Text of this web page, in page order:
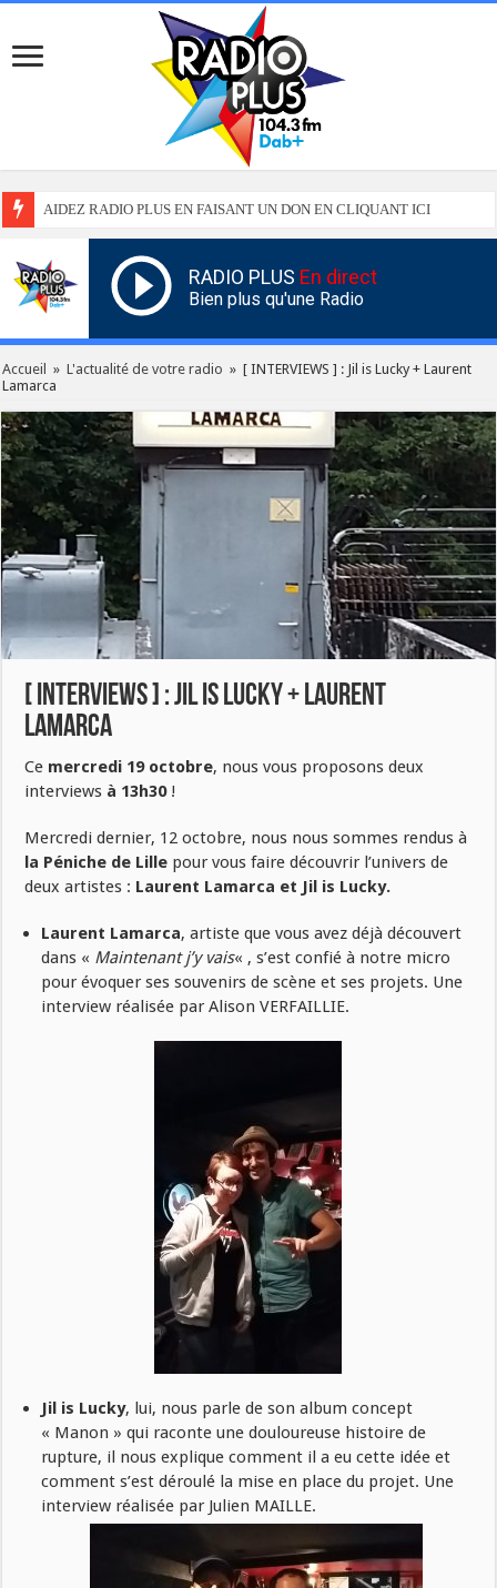
AIDEZ RADIO PLUS EN FAISANT UN DON EN CLIQUANT ICI
RADIO PLUS En direct
Bien plus qu'une Radio
Accueil » L'actualité de votre radio » [ INTERVIEWS ] : Jil is Lucky + Laurent
Lamarca
[ INTERVIEWS ] : Jil is Lucky + Laurent
Lamarca
Ce mercredi 19 octobre, nous vous proposons deux
interviews à 13h30!
Mercredi dernier, 12 octobre, nous nous sommes rendus à
la Péniche de Lille pour vous faire découvrir l’univers de
deux artistes : Laurent Lamarca et Jil is Lucky.
Laurent Lamarca, artiste que vous avez déjà découvert
dans « Maintenant j’y vais« , s’est confié à notre micro
pour évoquer ses souvenirs de scène et ses projets. Une
interview réalisée par Alison VERFAILLIE.
Jil is Lucky, lui, nous parle de son album concept
« Manon » qui raconte une douloureuse histoire de
rupture, il nous explique comment il a eu cette idée et
comment s’est déroulé la mise en place du projet. Une
interview réalisée par Julien MAILLE.